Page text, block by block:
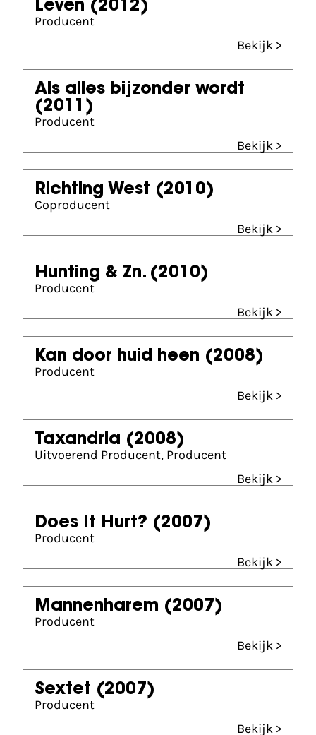
Leven (2012)
Producent
Bekijk >
Als alles bijzonder wordt
(2011)
Producent
Bekijk >
Richting West (2010)
Coproducent
Bekijk >
Hunting & Zn. (2010)
Producent
Bekijk >
Kan door huid heen (2008)
Producent
Bekijk >
Taxandria (2008)
Uitvoerend Producent, Producent
Bekijk >
Does It Hurt? (2007)
Producent
Bekijk >
Mannenharem (2007)
Producent
Bekijk >
Sextet (2007)
Producent
Bekijk >